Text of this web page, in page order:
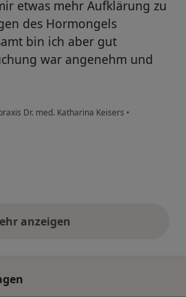
etwas mehr Aufklärung zu
des Hormongels
bin ich aber gut
war angenehm und
Dr. med. Katharina Keisers •
anzeigen
obige Stellungnahmen